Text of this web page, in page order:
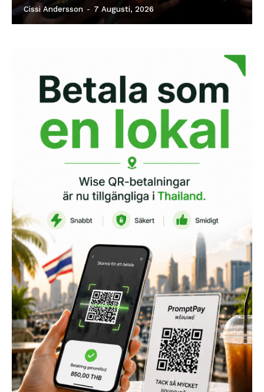
Cissi Andersson - 7 Augusti, 2026